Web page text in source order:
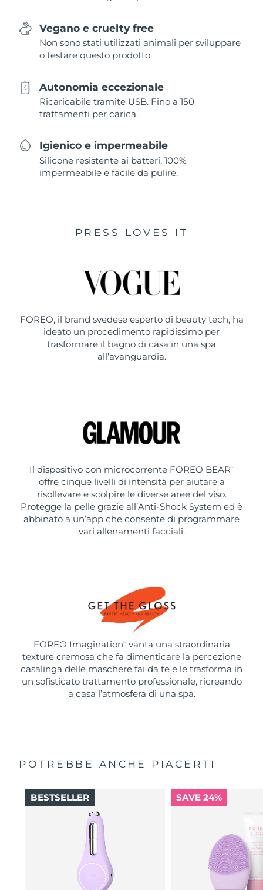
Vegano e cruelty free
Non sono stati utilizzati animali per sviluppare
o testare questo prodotto.
Autonomia eccezionale
Ricaricabile tramite USB. Fino a 150
trattamenti per carica.
Igienico e impermeabile
Silicone resistente ai batteri, 100%
impermeabile e facile da pulire.
PRESS LOVES IT
FOREO, il brand svedese esperto di beauty tech, ha
ideato un procedimento rapidissimo per
trasformare il bagno di casa in una spa
all’avanguardia.
Il dispositivo con microcorrente FOREO BEAR ™
offre cinque livelli di intensità per aiutare a
risollevare e scolpire le diverse aree del viso.
Protegge la pelle grazie all’Anti-Shock System ed è
abbinato a un’app che consente di programmare
vari allenamenti facciali.
FOREO Imagination ™
vanta una straordinaria
texture cremosa che fa dimenticare la percezione
casalinga delle maschere fai da te e le trasforma in
un sofisticato trattamento professionale, ricreando
a casa l’atmosfera di una spa.
POTREBBE ANCHE PIACERTI
BESTSELLER SAVE 24%